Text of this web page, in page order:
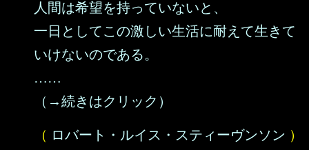
人間は希望を持っていないと、
一日としてこの激しい生活に耐えて生きて
いけないのである。
……
（→続きはクリック）
（ ロバート・ルイス・スティーヴンソン ）